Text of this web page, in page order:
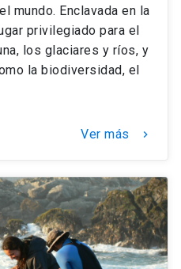
mundo. Enclavada en la
privilegiado para el
los glaciares y ríos, y
la biodiversidad, el
Ver más keyboard_arrow_right